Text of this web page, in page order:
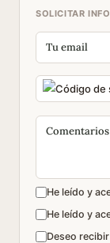
SOLICITAR
He leído y
He leído y
Deseo